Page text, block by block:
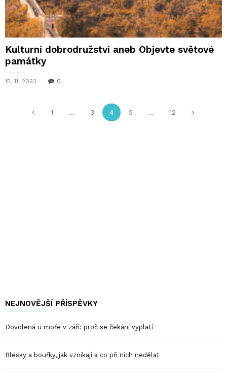
Kulturní dobrodružství aneb Objevte světové
památky
15. 11. 2023 0
1 ... 3 4 5 ... 12
NEJNOVĚJŠÍ PŘÍSPĚVKY
Dovolená u moře v září: proč se čekání vyplatí
Blesky a bouřky, jak vznikají a co při nich nedělat